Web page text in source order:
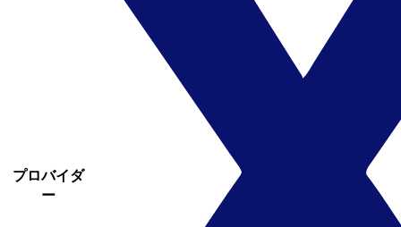
プロバイダ
ー